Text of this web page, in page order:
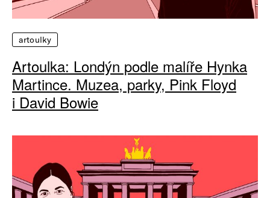
artoulky
Artoulka: Londýn podle malíře Hynka
Martince. Muzea, parky, Pink Floyd
i David Bowie